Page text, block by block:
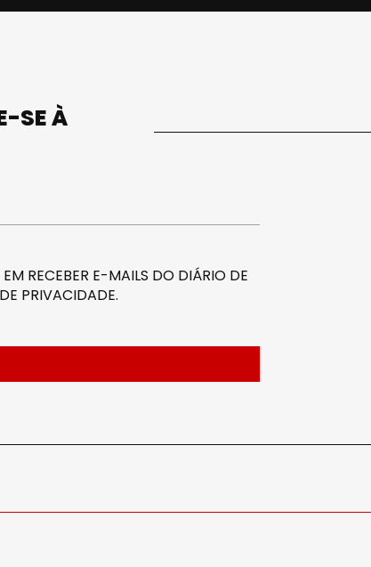
SE À
RECEBER E-MAILS DO DIÁRIO DE
PRIVACIDADE.